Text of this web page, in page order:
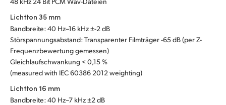
UAE
Ukraine
United Kingdom
United States
Lichtton 35 mm
Bandbreite: 40 Hz–16 kHz ±-2 dB
Störspannungsabstand: Transparenter Filmträger -65 dB (per Z-
Frequenzbewertung gemessen)
Gleichlaufschwankung < 0,15 %
(measured with IEC 60386 2012 weighting)
Lichtton 16 mm
Bandbreite: 40 Hz–7 kHz ±2 dB